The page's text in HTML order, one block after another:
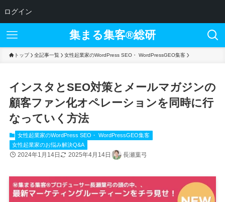
ログイン
集まる集客®︎総研
トップ 全記事一覧 女性起業家のWordPress SEO・ WordPressGEO集客
インスタとSEO対策とメールマガジンの
顧客ファン化オペレーションを同時に行
なっていく方法
女性起業家のWordPress SEO・ WordPressGEO集客
女性起業家のお悩み解決Q&A
2024年1月14日 2025年4月14日 長瀬葉弓